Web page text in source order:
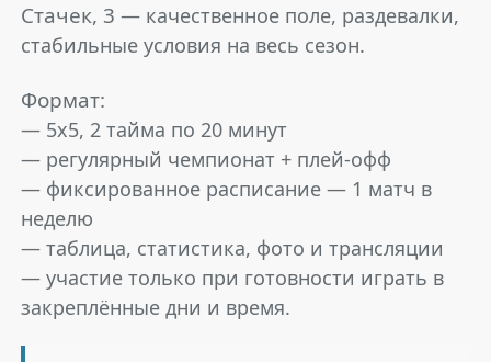
Стачек, 3 — качественное поле, раздевалки,
стабильные условия на весь сезон.
Формат:
— 5х5, 2 тайма по 20 минут
— регулярный чемпионат + плей-офф
— фиксированное расписание — 1 матч в
неделю
— таблица, статистика, фото и трансляции
— участие только при готовности играть в
закреплённые дни и время.